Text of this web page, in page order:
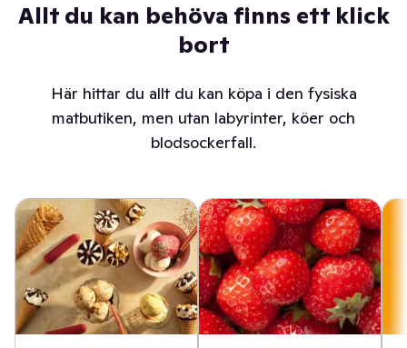
Allt du kan behöva finns ett klick
bort
Här hittar du allt du kan köpa i den fysiska
matbutiken, men utan labyrinter, köer och
blodsockerfall.